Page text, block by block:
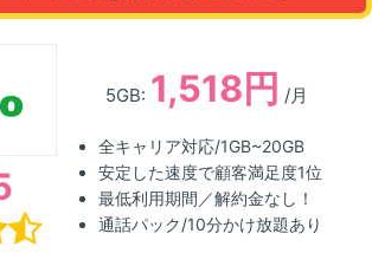
5GB: 1,518円 /月
全キャリア対応/1GB~20GB
安定した速度で顧客満足度1位
最低利用期間／解約金なし！
通話パック/10分かけ放題あり